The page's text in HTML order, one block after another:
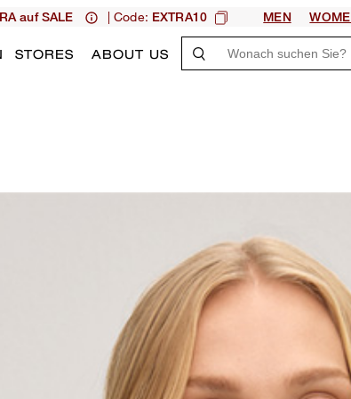
auf SALE | Code: EXTRA10 MEN
STORES ABOUT US